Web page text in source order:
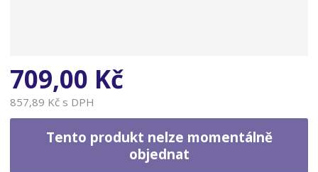
709,00 Kč
857,89 Kč s DPH
Tento produkt nelze momentálně
objednat